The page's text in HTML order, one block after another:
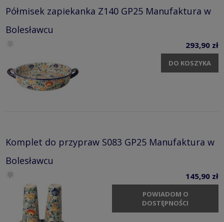
Półmisek zapiekanka Z140 GP25 Manufaktura w
Bolesławcu
293,90 zł
DO KOSZYKA
Komplet do przypraw S083 GP25 Manufaktura w
Bolesławcu
145,90 zł
POWIADOM O
DOSTĘPNOŚCI